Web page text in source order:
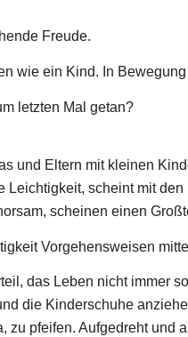
Freude.
wie ein Kind. In
letzten Mal getan?
und Eltern mit kleinen
Leichtigkeit, scheint mit
scheinen einen
Vorgehensweisen
das Leben nicht immer
die Kinderschuhe
zu pfeifen. Aufgedreht und